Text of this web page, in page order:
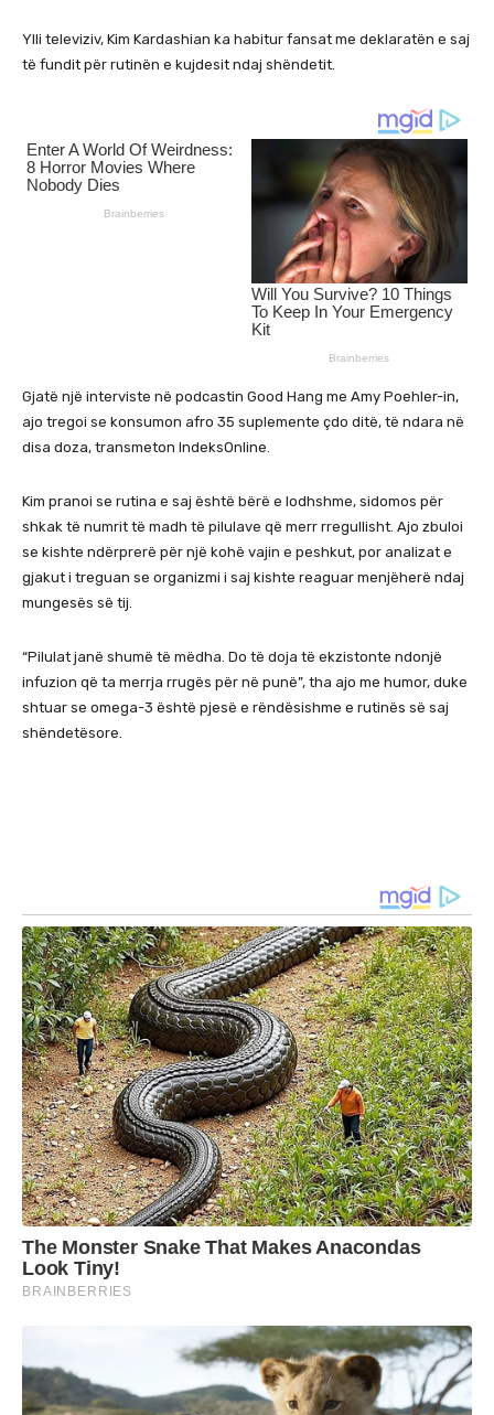
Ylli televiziv, Kim Kardashian ka habitur fansat me deklaratën e saj
të fundit për rutinën e kujdesit ndaj shëndetit.
Gjatë një interviste në podcastin Good Hang me Amy Poehler-in,
ajo tregoi se konsumon afro 35 suplemente çdo ditë, të ndara në
disa doza, transmeton IndeksOnline.
Kim pranoi se rutina e saj është bërë e lodhshme, sidomos për
shkak të numrit të madh të pilulave që merr rregullisht. Ajo zbuloi
se kishte ndërprerë për një kohë vajin e peshkut, por analizat e
gjakut i treguan se organizmi i saj kishte reaguar menjëherë ndaj
mungesës së tij.
“Pilulat janë shumë të mëdha. Do të doja të ekzistonte ndonjë
infuzion që ta merrja rrugës për në punë”, tha ajo me humor, duke
shtuar se omega-3 është pjesë e rëndësishme e rutinës së saj
shëndetësore.